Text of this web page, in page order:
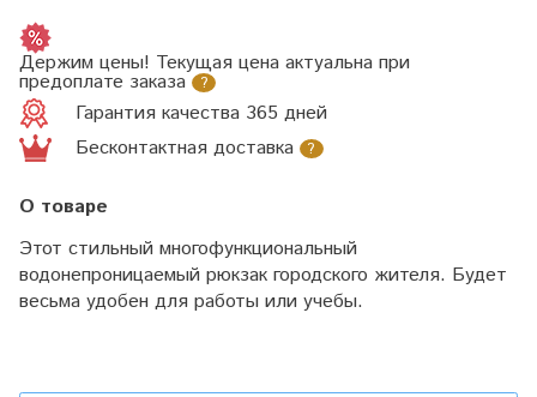
Держим цены! Текущая цена актуальна при
предоплате заказа ?
Гарантия качества 365 дней
Бесконтактная доставка
?
О товаре
Этот стильный многофункциональный
водонепроницаемый рюкзак городского жителя. Будет
весьма удобен для работы или учебы.